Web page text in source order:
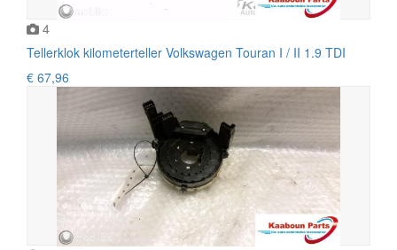
4
Tellerklok kilometerteller Volkswagen Touran I / II 1.9 TDI
€ 67,96